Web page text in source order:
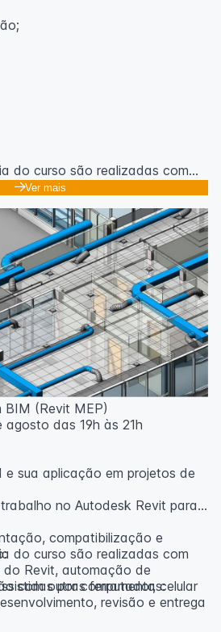
do curso são realizadas com
de dados e horário e os
​​antecipadamente.
o direito de não realizar o curso
mínimo de 20 inscritos.
Damasceno
Ver mais
BIM (Revit MEP)
agosto das 19h às 21h
e sua aplicação em projetos de
no Autodesk Revit para
compatibilização e
Revit, automação de
com outras ferramentas:
revisão e entrega
do curso são realizadas com
por computador, celular